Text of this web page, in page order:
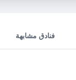
فنادق مشابهة